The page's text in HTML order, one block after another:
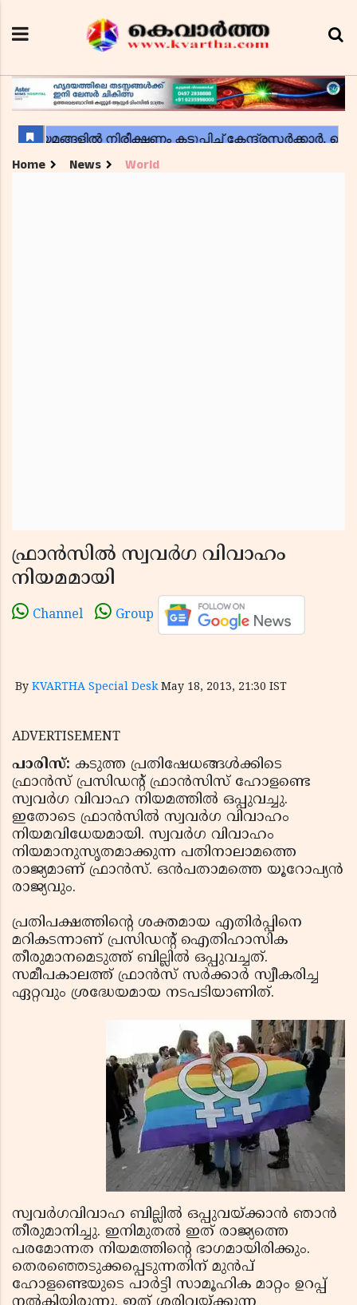
Home News World
ഫ്രാന്‍സില്‍ സ്വവര്‍ഗ വിവാഹം
നിയമമായി
Channel Group
By KVARTHA Special Desk May 18, 2013, 21:30 IST
ADVERTISEMENT
പാരിസ്: കടുത്ത പ്രതിഷേധങ്ങള്‍ക്കിടെ
ഫ്രാന്‍സ് പ്രസിഡന്റ് ഫ്രാന്‍സിസ് ഹോളണ്ടെ
സ്വവര്‍ഗ വിവാഹ നിയമത്തില്‍ ഒപ്പുവച്ചു.
ഇതോടെ ഫ്രാന്‍സില്‍ സ്വവര്‍ഗ വിവാഹം
നിയമവിധേയമായി. സ്വവര്‍ഗ വിവാഹം
നിയമാനുസൃതമാക്കുന്ന പതിനാലാമത്തെ
രാജ്യമാണ് ഫ്രാന്‍സ്. ഒന്‍പതാമത്തെ യൂറോപ്യന്‍
രാജ്യവും.
പ്രതിപക്ഷത്തിന്റെ ശക്തമായ എതിര്‍പ്പിനെ
മറികടന്നാണ് പ്രസിഡന്റ് ഐതിഹാസിക
തീരുമാനമെടുത്ത് ബില്ലില്‍ ഒപ്പുവച്ചത്.
സമീപകാലത്ത് ഫ്രാന്‍സ് സര്‍ക്കാര്‍ സ്വീകരിച്ച
ഏറ്റവും ശ്രദ്ധേയമായ നടപടിയാണിത്.
സ്വവര്‍ഗവിവാഹ ബില്ലില്‍ ഒപ്പുവയ്ക്കാന്‍ ഞാന്‍
തീരുമാനിച്ചു. ഇനിമുതല്‍ ഇത് രാജ്യത്തെ
പരമോന്നത നിയമത്തിന്റെ ഭാഗമായിരിക്കും.
തെരഞ്ഞെടുക്കപ്പെടുന്നതിന് മുന്‍പ്
ഹോളണ്ടെയുടെ പാര്‍ട്ടി സാമൂഹിക മാറ്റം ഉറപ്പ്